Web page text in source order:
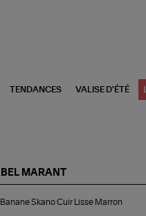
TENDANCES VALISE D'ÉTÉ
MARANT
Skano Cuir Lisse Marron